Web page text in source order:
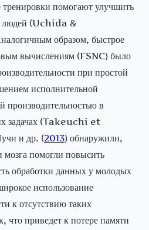
помогают улучшить
людей (Uchida &
образом, быстрое
вычислениям (FSNC) было
при простой
исполнительной
производительностью в
задачах (Takeuchi et
и др. (2013) обнаружили,
мозга помогли повысить
обработки данных у молодых
использование
к отсутствию таких
что приведет к потере памяти